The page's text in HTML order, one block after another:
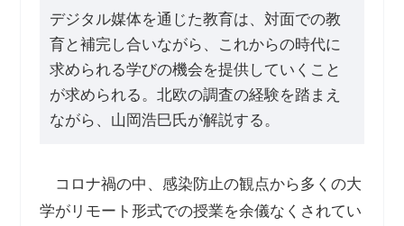
デジタル媒体を通じた教育は、対面での教
育と補完し合いながら、これからの時代に
求められる学びの機会を提供していくこと
が求められる。北欧の調査の経験を踏まえ
ながら、山岡浩巳氏が解説する。
コロナ禍の中、感染防止の観点から多くの大
学がリモート形式での授業を余儀なくされてい